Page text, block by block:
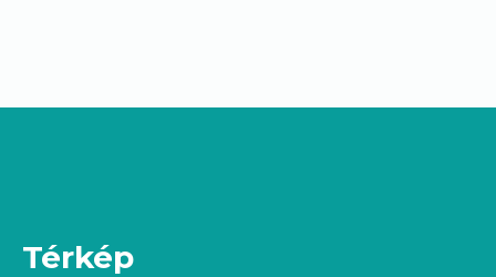
Térkép